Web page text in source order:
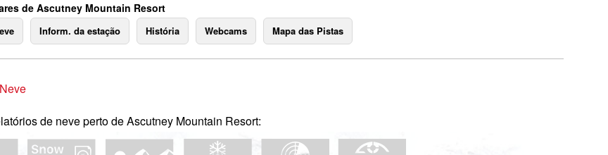
de Ascutney Mountain Resort
Inform. da estação História Webcams Mapa das Pistas
de neve perto de Ascutney Mountain Resort: